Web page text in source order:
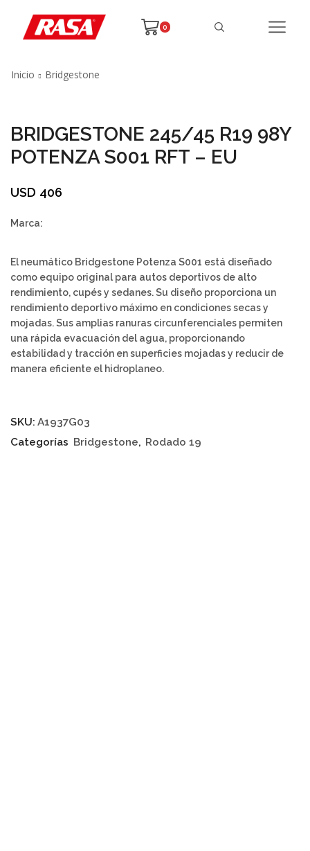
0
Inicio Bridgestone
BRIDGESTONE 245/45 R19 98Y
POTENZA S001 RFT – EU
USD 406
Marca:
El neumático Bridgestone Potenza S001 está diseñado
como equipo original para autos deportivos de alto
rendimiento, cupés y sedanes. Su diseño proporciona un
rendimiento deportivo máximo en condiciones secas y
mojadas. Sus amplias ranuras circunferenciales permiten
una rápida evacuación del agua, proporcionando
estabilidad y tracción en superficies mojadas y reducir de
manera eficiente el hidroplaneo.
SKU: A1937G03
Categorías Bridgestone, Rodado 19